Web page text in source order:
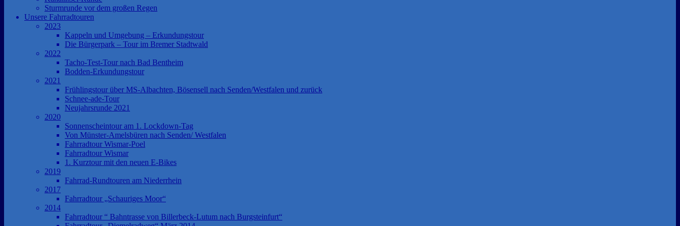
Sturmrunde vor dem großen Regen
Unsere Fahrradtouren
2023
Kappeln und Umgebung – Erkundungstour
Die Bürgerpark – Tour im Bremer Stadtwald
2022
Tacho-Test-Tour nach Bad Bentheim
Bodden-Erkundungstour
2021
Frühlingstour über MS-Albachten, Bösensell nach Senden/Westfalen und zurück
Schnee-ade-Tour
Neujahrsrunde 2021
2020
Sonnenscheintour am 1. Lockdown-Tag
Von Münster-Amelsbüren nach Senden/ Westfalen
Fahrradtour Wismar-Poel
Fahrradtour Wismar
1. Kurztour mit den neuen E-Bikes
2019
Fahrrad-Rundtouren am Niederrhein
2017
Fahrradtour „Schauriges Moor“
2014
Fahrradtour “ Bahntrasse von Billerbeck-Lutum nach Burgsteinfurt“